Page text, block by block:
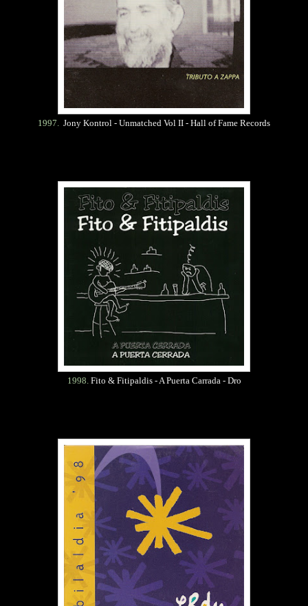
1997. Jony Kontrol - Unmatched Vol II - Hall of Fame Records
1998.Fito & Fitipaldis - A Puerta Carrada - Dro